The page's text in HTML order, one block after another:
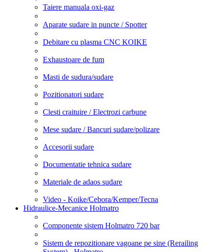
Taiere manuala oxi-gaz
Aparate sudare in puncte / Spotter
Debitare cu plasma CNC KOIKE
Exhaustoare de fum
Masti de sudura/sudare
Pozitionatori sudare
Clesti craituire / Electrozi carbune
Mese sudare / Bancuri sudare/polizare
Accesorii sudare
Documentatie tehnica sudare
Materiale de adaos sudare
Video - Koike/Cebora/Kemper/Tecna
Hidraulice-Mecanice Holmatro
Componente sistem Holmatro 720 bar
Sistem de repozitionare vagoane pe sine (Rerailing